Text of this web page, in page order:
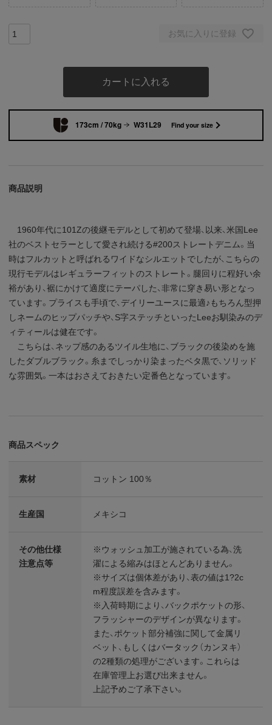
お気に入りに登録
カートに入れる
173cm / 70kg W31L29 Find your size
商品説明
1960年代に101Zの後継モデルとして初めて登場、以来、米国Lee
社のベストセラーとして愛され続ける#200ストレートデニム。当
時はフルカットと呼ばれるワイドなシルエットでしたが、こちらの
現行モデルはレギュラーフィットのストレート。腿回りに程好い余
裕があり、裾にかけて適度にテーパした、非常に穿き易い形となっ
ています。プライスも手頃で、デイリーユースに最適♪もちろん型押
しネームのヒップパッチや、S字ステッチといったLeeお馴染みのデ
ィティールは健在です。
こちらは、ネップ感のあるツイル生地に、ブラックの後染めを施
したダブルブラック。糸までしっかり染まったベタ黒で、ソリッド
な雰囲気。一本はおさえておきたい定番色となっています。
商品スペック
素材 コットン 100％
生産国 メキシコ
その他仕様
注意点等
※ウォッシュ加工が施されている為、洗
濯による縮みはほとんどありません。
※サイズは個体差があり、表の値は1?2c
m程度誤差を含みます。
※入荷時期により、バックポケットの形、
フラッシャーのデザインが異なります。
また、ポケット部分補強に関して金属リ
ベット、もしくはバータック（カンヌキ）
の2種類の処理がございます。これらは
在庫管理上お選び出来ません。
上記予めご了承下さい。